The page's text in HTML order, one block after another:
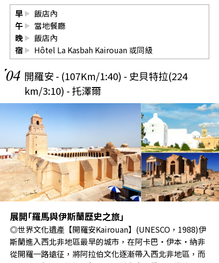
早
飯店內
午
當地餐廳
晚
飯店內
宿
Hôtel La Kasbah Kairouan 或同級
04 開羅安 - (107Km/1:40) - 史貝特拉(224
km/3:10) - 托澤爾
展開｢羅馬與伊斯蘭歷史之旅｣
◎世界文化遺產【開羅安Kairouan】(UNESCO，1988)伊
斯蘭進入西北非地區最早的城市，在阿卡巴‧伊本‧納非
從開羅一路遠征，將阿拉伯文化逐漸帶入西北非地區，而